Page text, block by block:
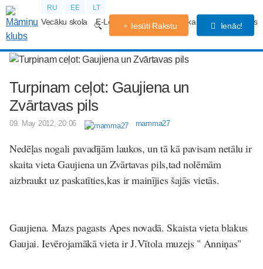
RU EE LT
Vecāku skola E-Lekcijas Grūtniecības kalendārs Forums
Iesūti Rakstu Ienāc!
Turpinam ceļot: Gaujiena un
Zvārtavas pils
09. May 2012, 20:06 mamma27
Nedēļas nogali pavadījām laukos, un tā kā pavisam netālu ir
skaita vieta Gaujiena un Zvārtavas pils,tad nolēmām
aizbraukt uz paskatīties,kas ir mainījies šajās vietās.
Gaujiena. Mazs pagasts Apes novadā. Skaista vieta blakus
Gaujai. Ievērojamākā vieta ir J.Vītola muzejs " Anniņas"